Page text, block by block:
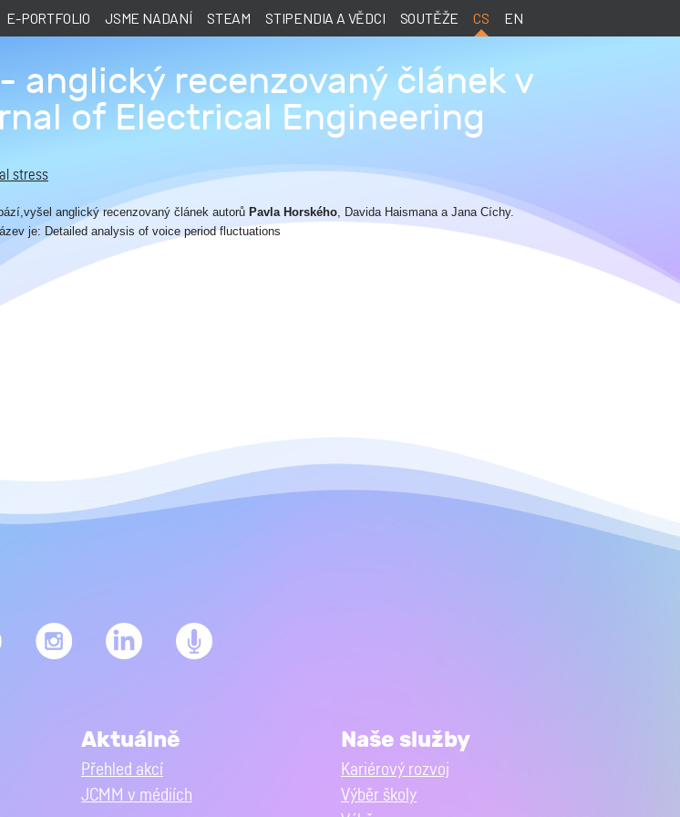
E-PORTFOLIO JSME NADANÍ STEAM STIPENDIA A VĚDCI SOUTĚŽE CS EN
anglický recenzovaný článek v
of Electrical Engineering
stress
vyšel anglický recenzovaný článek autorů Pavla Horského, Davida Haismana a Jana Cíchy.
je: Detailed analysis of voice period fluctuations
Aktuálně
Přehled akcí
JCMM v médiích
Naše služby
Kariérový rozvoj
Výběr školy